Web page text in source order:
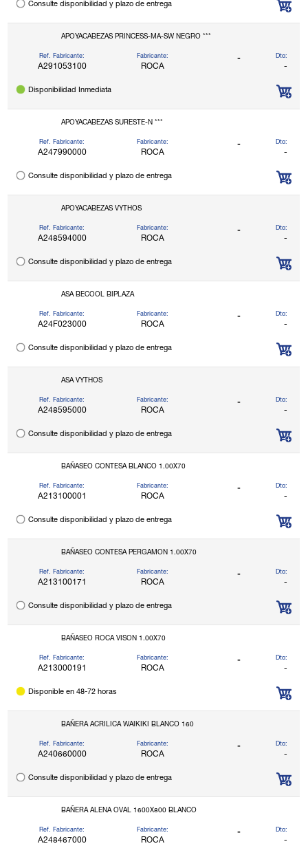
Consulte disponibilidad y plazo de entrega
APOYACABEZAS PRINCESS-MA-SW NEGRO ***
Ref. Fabricante:
A291053100
Fabricante:
ROCA
- Dto:
-
Disponibilidad Inmediata
APOYACABEZAS SURESTE-N ***
Ref. Fabricante:
A247990000
Fabricante:
ROCA
- Dto:
-
Consulte disponibilidad y plazo de entrega
APOYACABEZAS VYTHOS
Ref. Fabricante:
A248594000
Fabricante:
ROCA
- Dto:
-
Consulte disponibilidad y plazo de entrega
ASA BECOOL BIPLAZA
Ref. Fabricante:
A24F023000
Fabricante:
ROCA
- Dto:
-
Consulte disponibilidad y plazo de entrega
ASA VYTHOS
Ref. Fabricante:
A248595000
Fabricante:
ROCA
- Dto:
-
Consulte disponibilidad y plazo de entrega
BAÑASEO CONTESA BLANCO 1.00X70
Ref. Fabricante:
A213100001
Fabricante:
ROCA
- Dto:
-
Consulte disponibilidad y plazo de entrega
BAÑASEO CONTESA PERGAMON 1.00X70
Ref. Fabricante:
A213100171
Fabricante:
ROCA
- Dto:
-
Consulte disponibilidad y plazo de entrega
BAÑASEO ROCA VISON 1.00X70
Ref. Fabricante:
A213000191
Fabricante:
ROCA
- Dto:
-
Disponible en 48-72 horas
BAÑERA ACRILICA WAIKIKI BLANCO 160
Ref. Fabricante:
A240660000
Fabricante:
ROCA
- Dto:
-
Consulte disponibilidad y plazo de entrega
BAÑERA ALENA OVAL 1600X800 BLANCO
Ref. Fabricante:
A248467000
Fabricante:
ROCA
- Dto:
-